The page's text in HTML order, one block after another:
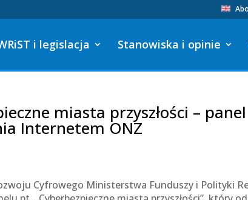
i legislacja Stanowiska i opinie
miasta przyszłości –
Internetem ONZ
Cyfrowego Ministerstwa Funduszy i Polityki